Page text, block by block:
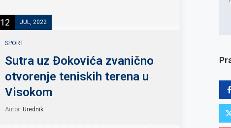
12 JUL, 2022
SPORT
Sutra uz Đokovića zvanično
otvorenje teniskih terena u
Visokom
Autor: Urednik